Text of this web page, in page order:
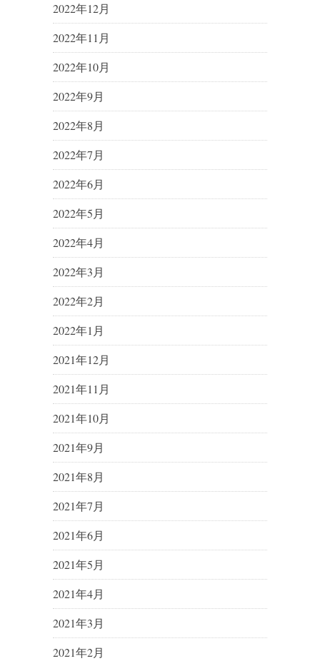
2022年12月
2022年11月
2022年10月
2022年9月
2022年8月
2022年7月
2022年6月
2022年5月
2022年4月
2022年3月
2022年2月
2022年1月
2021年12月
2021年11月
2021年10月
2021年9月
2021年8月
2021年7月
2021年6月
2021年5月
2021年4月
2021年3月
2021年2月